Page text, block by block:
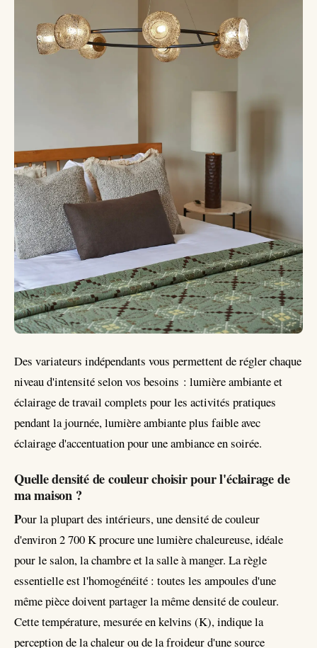
Des variateurs indépendants vous permettent de régler chaque
niveau d'intensité selon vos besoins : lumière ambiante et
éclairage de travail complets pour les activités pratiques
pendant la journée, lumière ambiante plus faible avec
éclairage d'accentuation pour une ambiance en soirée.
Quelle densité de couleur choisir pour l'éclairage de
ma maison ?
Pour la plupart des intérieurs, une densité de couleur
d'environ 2 700 K procure une lumière chaleureuse, idéale
pour le salon, la chambre et la salle à manger. La règle
essentielle est l'homogénéité : toutes les ampoules d'une
même pièce doivent partager la même densité de couleur.
Cette température, mesurée en kelvins (K), indique la
perception de la chaleur ou de la froideur d'une source